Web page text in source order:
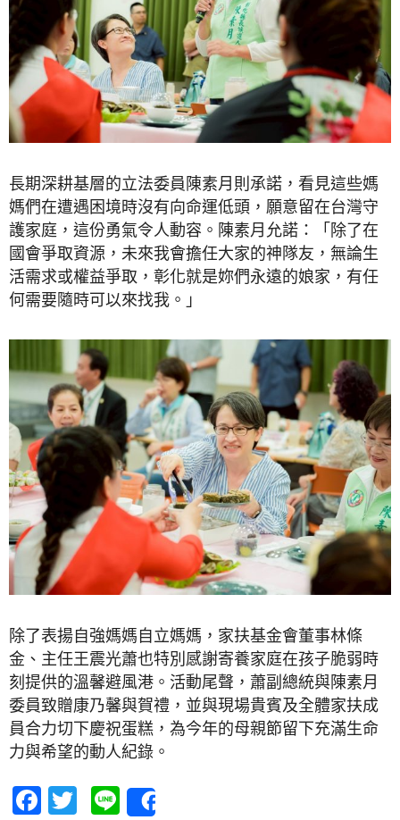
長期深耕基層的立法委員陳素月則承諾，看見這些媽
媽們在遭遇困境時沒有向命運低頭，願意留在台灣守
護家庭，這份勇氣令人動容。陳素月允諾：「除了在
國會爭取資源，未來我會擔任大家的神隊友，無論生
活需求或權益爭取，彰化就是妳們永遠的娘家，有任
何需要隨時可以來找我。」
除了表揚自強媽媽自立媽媽，家扶基金會董事林條
金、主任王震光蕭也特別感謝寄養家庭在孩子脆弱時
刻提供的溫馨避風港。活動尾聲，蕭副總統與陳素月
委員致贈康乃馨與賀禮，並與現場貴賓及全體家扶成
員合力切下慶祝蛋糕，為今年的母親節留下充滿生命
力與希望的動人紀錄。
Facebook
Twitter
Line